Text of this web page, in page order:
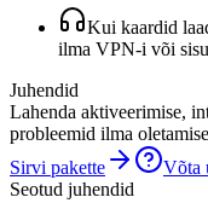
Kui kaardid
ilma VPN-i või
Juhendid
Lahenda aktiveerimise,
probleemid ilma
Sirvi pakette
Võta
Seotud juhendid